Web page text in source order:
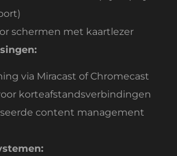
schermen met kaartlezer
via Miracast of Chromecast
korteafstandsverbindingen
content management